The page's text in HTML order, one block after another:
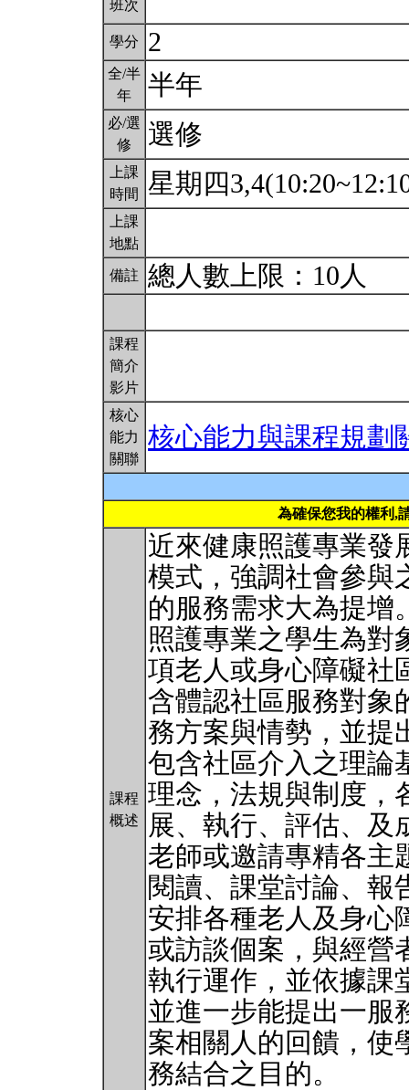
班次
學分 2
全/半
年
半年
必/選
修
選修
上課
時間
星期四
上課
地點
備註 總人數上限：10人
課程
簡介
影片
核心
能力
關聯
核心能力與課程規劃
為確保您我的權利,
課程
概述
近來健康照護專業發
模式，強調社會參與
的服務需求大為提增
照護專業之學生為對
項老人或身心障礙社
含體認社區服務對象
務方案與情勢，並提
包含社區介入之理論
理念，法規與制度，
展、執行、評估、及
老師或邀請專精各主
閱讀、課堂討論、報
安排各種老人及身心
或訪談個案，與經營
執行運作，並依據課
並進一步能提出一服
案相關人的回饋，使
務結合之目的。